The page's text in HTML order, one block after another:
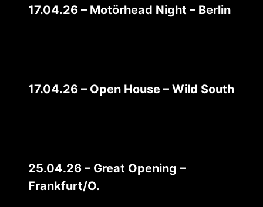
17.04.26 – Motörhead Night – Berlin
17.04.26 – Open House – Wild South
25.04.26 – Great Opening –
Frankfurt/O.